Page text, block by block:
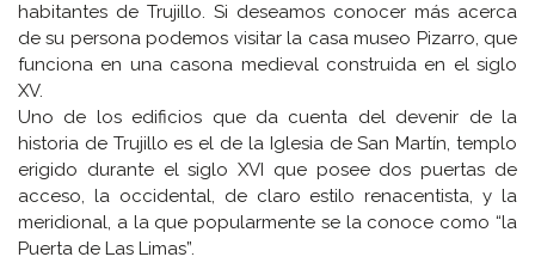
habitantes de Trujillo. Si deseamos conocer más acerca
de su persona podemos visitar la casa museo Pizarro, que
funciona en una casona medieval construida en el siglo
XV.
Uno de los edificios que da cuenta del devenir de la
historia de Trujillo es el de la Iglesia de San Martín, templo
erigido durante el siglo XVI que posee dos puertas de
acceso, la occidental, de claro estilo renacentista, y la
meridional, a la que popularmente se la conoce como “la
Puerta de Las Limas”.